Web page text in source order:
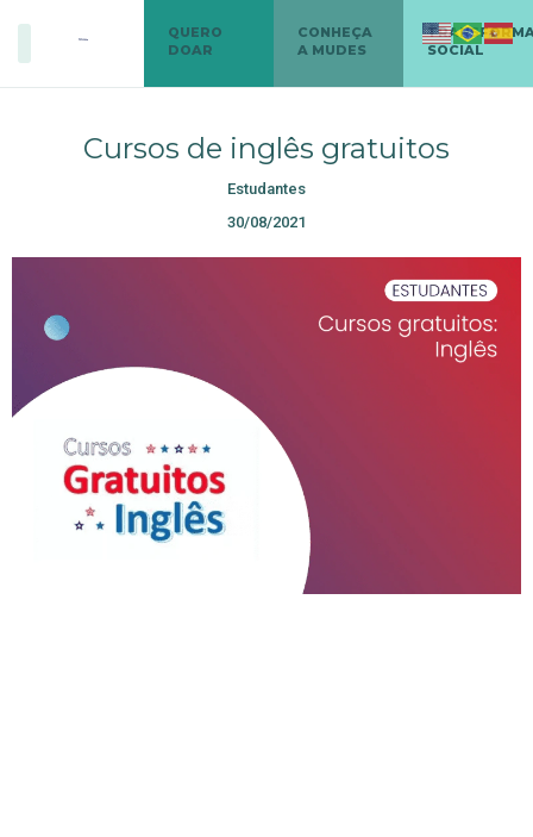
QUERO
DOAR
CONHEÇA
A MUDES
SOCIAL
Cursos de inglês gratuitos
Estudantes
30/08/2021